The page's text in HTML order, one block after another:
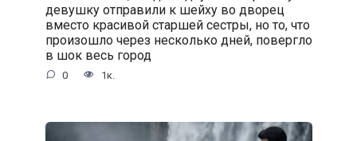
девушку отправили к шейху во дворец
вместо красивой старшей сестры, но то, что
произошло через несколько дней, повергло
в шок весь город
0 1к.